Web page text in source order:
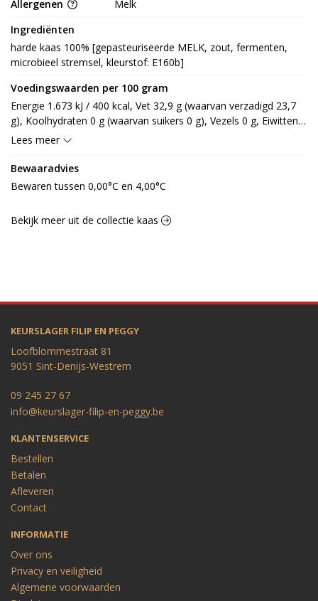
Allergenen
Melk
Ingrediënten
harde kaas 100% [gepasteuriseerde MELK, zout, fermenten,
microbieel stremsel, kleurstof: E160b]
Voedingswaarden per 100 gram
Energie 1.673 kJ / 400 kcal, Vet 32,9 g (waarvan verzadigd 23,7
g), Koolhydraten 0 g (waarvan suikers 0 g), Vezels 0 g, Eiwitten
26 g, Zout 2 g.
Lees meer
Bewaaradvies
Bewaren tussen 0,00°C en 4,00°C
Bekijk meer uit de collectie kaas
KEURSLAGER FILIP EN PEGGY
Loofblommestraat 81
9051 Sint-Denijs-Westrem
09 245 27 67
info@keurslager-filip-en-peggy.be
KLANTENSERVICE
Bestellen
Betalen
Afleveren
Contact
INFORMATIE
Over ons
Privacy en veiligheid
Algemene voorwaarden